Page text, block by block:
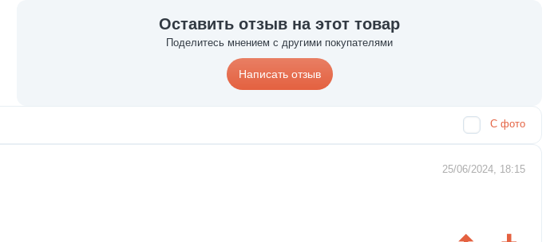
Оставить отзыв на этот товар
Поделитесь мнением с другими покупателями
Написать отзыв
С фото
25/06/2024, 18:15